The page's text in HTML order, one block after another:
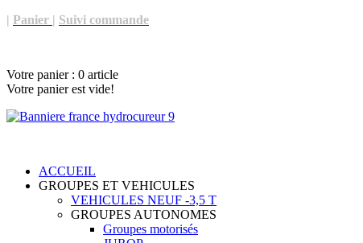
| Panier | Suivi commande
Votre panier : 0 article
Votre panier est vide!
ACCUEIL
GROUPES ET VEHICULES
VEHICULES NEUF -3,5 T
GROUPES AUTONOMES
Groupes motorisés